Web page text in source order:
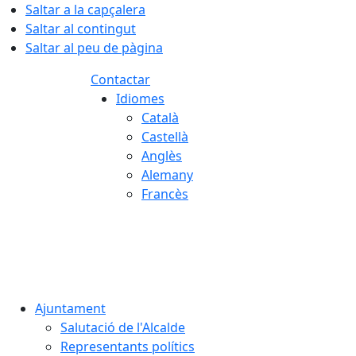
Saltar a la capçalera
Saltar al contingut
Saltar al peu de pàgina
Contactar
Idiomes
Català
Castellà
Anglès
Alemany
Francès
Ajuntament
Salutació de l'Alcalde
Representants polítics